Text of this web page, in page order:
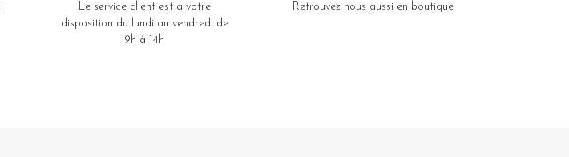
Le service client est a votre
disposition du lundi au vendredi de
9h à 14h
Retrouvez nous aussi en boutique